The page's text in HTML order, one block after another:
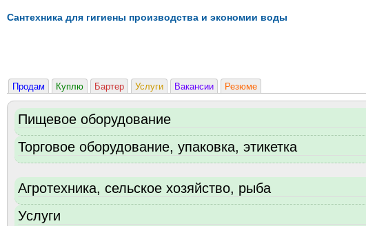
Сантехника для гигиены производства и экономии воды
Продам Куплю Бартер Услуги Вакансии Резюме
Пищевое оборудование
Торговое оборудование, упаковка, этикетка
Агротехника, сельское хозяйство, рыба
Услуги